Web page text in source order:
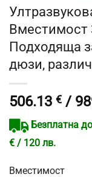
Вместимост
Подходяща
дюзи,
506.13 € /
Безплатна
€ / 120 лв.
Вместимост